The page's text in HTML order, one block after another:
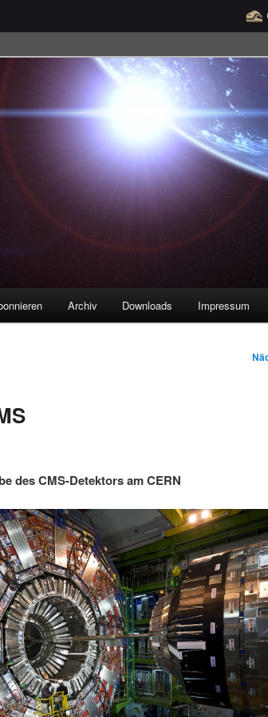
Archiv Downloads Impressum
des CMS-Detektors am CERN